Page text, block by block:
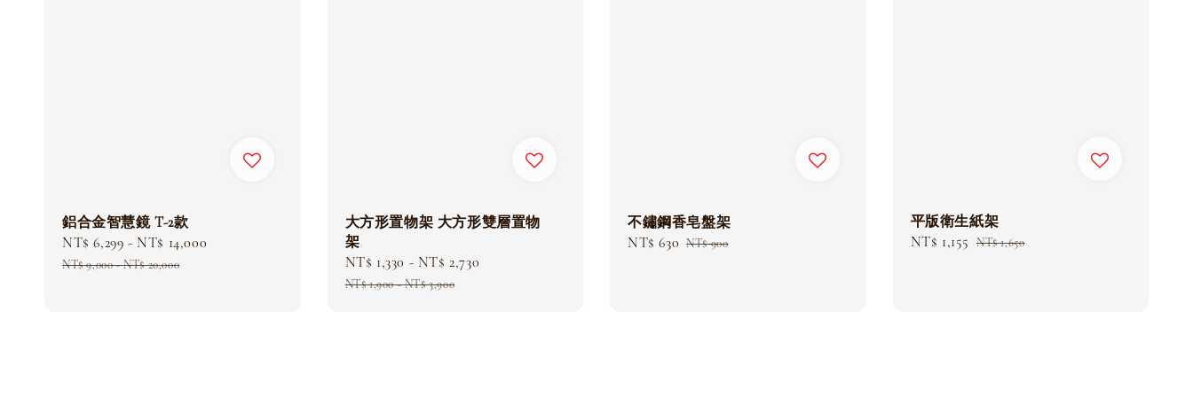
鋁合金智慧鏡 T-2款
Sale
price
NT$ 6,299 - NT$ 14,000
NT$ 9,000-NT$ 20,000
大方形置物架 大方形雙層置物
架
Sale
price
NT$ 1,330 - NT$ 2,730
NT$ 1,900-NT$ 3,900
不鏽鋼香皂盤架
Sale
NT$ 630 Regular
NT$ 900
平版衛生紙架
Sale
NT$ 1,155 Regular
NT$ 1,650